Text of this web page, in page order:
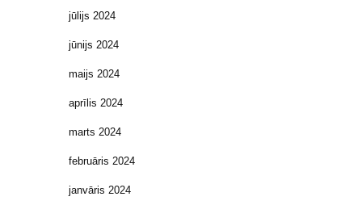
jūlijs 2024
jūnijs 2024
maijs 2024
aprīlis 2024
marts 2024
februāris 2024
janvāris 2024